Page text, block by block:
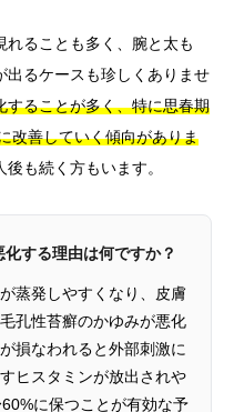
ることも多く、腕と太も
出るケースも珍しくありませ
することが多く、特に思春期
改善していく傾向がありま
も続く方もいます。
する理由は何ですか？
蒸発しやすくなり、皮膚
孔性苔癬のかゆみが悪化
損なわれると外部刺激に
ヒスタミンが放出されや
に保つことが有効な予